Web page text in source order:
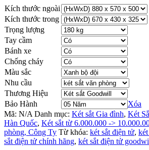
Kích thước ngoài
Kích thước trong
Trọng lượng
Tay cầm
Bánh xe
Chống cháy
Màu sắc
Nhu cầu
Thương Hiệu
Bảo Hành
Xóa
Mã: N/A Danh mục: Két sắt Gia đình, Két
Hàn Quốc, Két sắt từ 6.000.000 ->
phòng, Công Ty Từ khóa: két sắt điện tử,
sắt điện tử chính hãng, két sắt điện tử